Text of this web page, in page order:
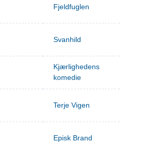
Fjeldfuglen
Svanhild
Kjærlighedens
komedie
Terje Vigen
Episk Brand